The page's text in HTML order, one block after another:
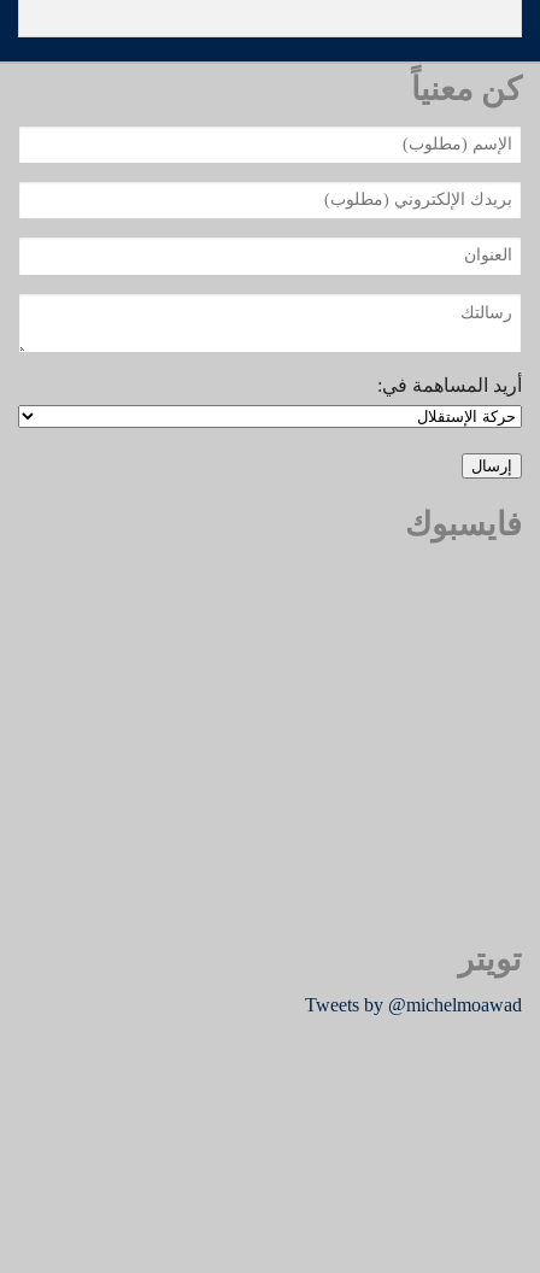
كن معنياً
أريد المساهمة في:
فايسبوك
تويتر
Tweets by @michelmoawad